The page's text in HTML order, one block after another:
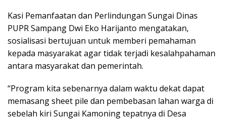
Kasi Pemanfaatan dan Perlindungan Sungai Dinas
PUPR Sampang Dwi Eko Harijanto mengatakan,
sosialisasi bertujuan untuk memberi pemahaman
kepada masyarakat agar tidak terjadi kesalahpahaman
antara masyarakat dan pemerintah.
“Program kita sebenarnya dalam waktu dekat dapat
memasang sheet pile dan pembebasan lahan warga di
sebelah kiri Sungai Kamoning tepatnya di Desa